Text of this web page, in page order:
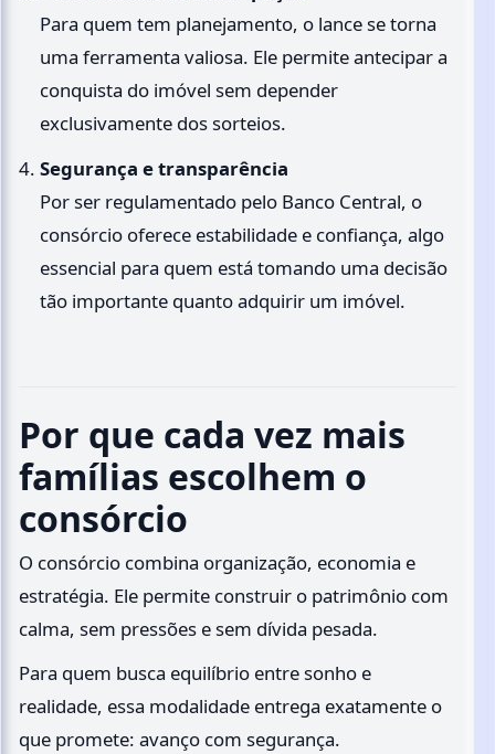
Para quem tem planejamento, o lance se torna
uma ferramenta valiosa. Ele permite antecipar a
conquista do imóvel sem depender
exclusivamente dos sorteios.
Segurança e transparência
Por ser regulamentado pelo Banco Central, o
consórcio oferece estabilidade e confiança, algo
essencial para quem está tomando uma decisão
tão importante quanto adquirir um imóvel.
Por que cada vez mais
famílias escolhem o
consórcio
O consórcio combina organização, economia e
estratégia. Ele permite construir o patrimônio com
calma, sem pressões e sem dívida pesada.
Para quem busca equilíbrio entre sonho e
realidade, essa modalidade entrega exatamente o
que promete: avanço com segurança.